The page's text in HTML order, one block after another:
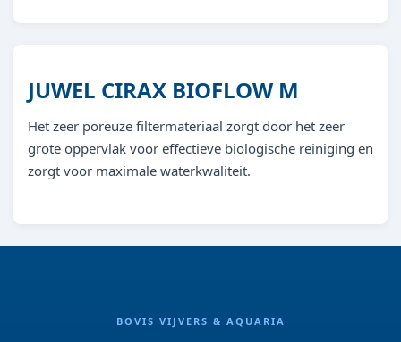
JUWEL CIRAX BIOFLOW M
Het zeer poreuze filtermateriaal zorgt door het zeer
grote oppervlak voor effectieve biologische reiniging en
zorgt voor maximale waterkwaliteit.
BOVIS VIJVERS & AQUARIA